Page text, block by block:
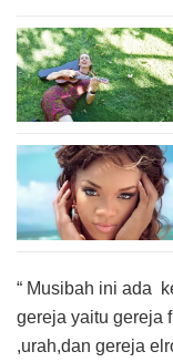
“ Musibah ini ada
gereja yaitu gereja
,urah,dan gereja